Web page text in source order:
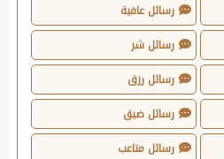
رسائل عافية
رسائل شر
رسائل رزق
رسائل ضيق
رسائل متاعب